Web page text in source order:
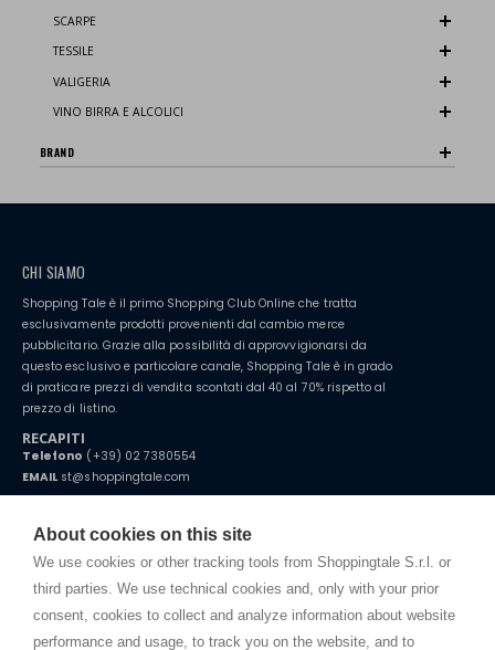
About cookies on this site
We use cookies or other tracking tools from Shoppingtale S.r.l. or
third parties. We use technical cookies and, only with your prior
consent, cookies to collect and analyze information about website
performance and usage, to track you on the website, and to
SCARPE
TESSILE
VALIGERIA
VINO BIRRA E ALCOLICI
BRAND
CHI SIAMO
Shopping Tale è il primo Shopping Club Online che tratta
esclusivamente prodotti provenienti dal cambio merce
pubblicitario. Grazie alla possibilità di approvvigionarsi da
questo esclusivo e particolare canale, Shopping Tale è in grado
di praticare prezzi di vendita scontati dal 40 al 70% rispetto al
prezzo di listino.
RECAPITI
Telefono (+39) 02 7380554
EMAILst@shoppingtale.com
Starting this year, we decided to provide our customers withfake
home. You will always receive great care and attention, even from a
distance.
TERMINI E CONDIZIONI
Termini e condizioni